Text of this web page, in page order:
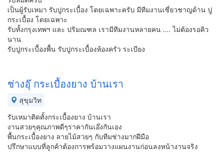
เป็นผู้รับเหมา รับปูกระเบื้อง โดยเฉพาะครับ มีทีมงานเชี่ยวชาญด้าน ปู
กระเบื้อง โดยเฉพาะ
รับทั้งกรุงเทพฯ และ ปริมณฑล เรามีทีมงานหลายคน .... ไม่ต้องรอคิว
นาน
รับปูกระเบื้องพื้น รับปูกระเบื้องห้องครัว ระเบียง
ช่างอุ๊ กระเบื้องยาง บ้านเรา
สุขุมวิท
รับเหมาติดตั้งกระเบื้องยาง บ้านเรา
งานสวยๆคุณภาพดีๆราคากันเอ๊งกันเอง
พื้นกระเบื้องยาง ลายไม้สวยๆ กับทีมช่างมากฝีมือ
ปรึกษาแบบที่ลูกค้าต้องการพร้อมวางแผนงานก่อนลงหน้างานจริง